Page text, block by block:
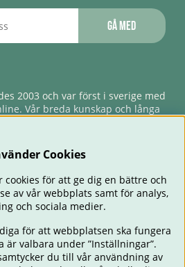
Gå med
2003 och var först i sverige med
Vår breda kunskap och långa
ångerrätt.
Cookies
cookies för att ge dig en bättre och
av vår webbplats samt för analys,
och sociala medier.
för att webbplatsen ska fungera
är valbara under ”Inställningar”.
du till vår användning av